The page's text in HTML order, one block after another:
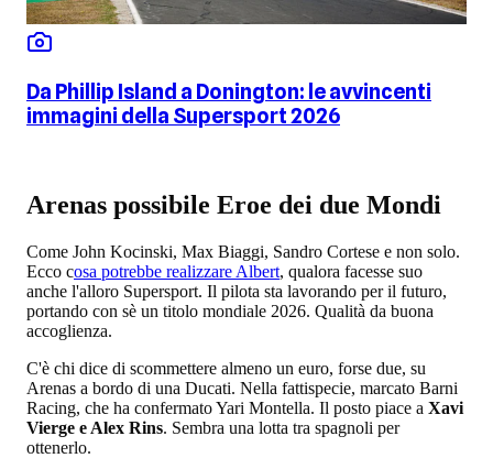
Da Phillip Island a Donington: le avvincenti
immagini della Supersport 2026
Arenas possibile Eroe dei due Mondi
Come John Kocinski, Max Biaggi, Sandro Cortese e non solo.
Ecco cosa potrebbe realizzare Albert, qualora facesse suo
anche l'alloro Supersport. Il pilota sta lavorando per il futuro,
portando con sè un titolo mondiale 2026. Qualità da buona
accoglienza.
C'è chi dice di scommettere almeno un euro, forse due, su
Arenas a bordo di una Ducati. Nella fattispecie, marcato Barni
Racing, che ha confermato Yari Montella. Il posto piace a Xavi
Vierge e Alex Rins. Sembra una lotta tra spagnoli per
ottenerlo.